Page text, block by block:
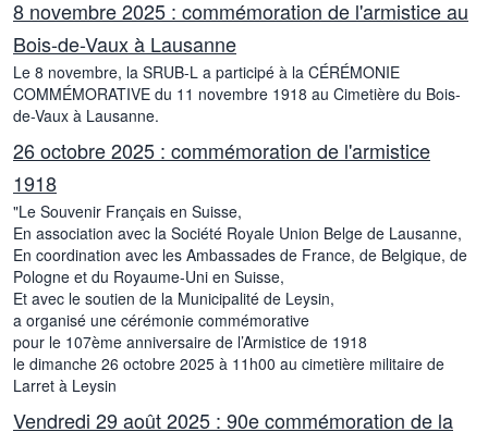
8 novembre 2025 : commémoration de l'armistice au
Bois-de-Vaux à Lausanne
Le 8 novembre, la SRUB-L a participé à la CÉRÉMONIE
COMMÉMORATIVE du 11 novembre 1918 au Cimetière du Bois-
de-Vaux à Lausanne.
26 octobre 2025 : commémoration de l'armistice
1918
"Le Souvenir Français en Suisse,
En association avec la Société Royale Union Belge de Lausanne,
En coordination avec les Ambassades de France, de Belgique, de
Pologne et du Royaume-Uni en Suisse,
Et avec le soutien de la Municipalité de Leysin,
a organisé une cérémonie commémorative
pour le 107ème anniversaire de l’Armistice de 1918
le dimanche 26 octobre 2025 à 11h00 au cimetière militaire de
Larret à Leysin
Vendredi 29 août 2025 : 90e commémoration de la